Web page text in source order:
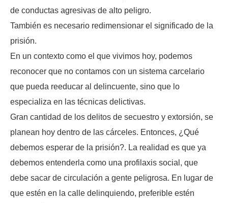
de conductas agresivas de alto peligro.
También es necesario redimensionar el significado de la
prisión.
En un contexto como el que vivimos hoy, podemos
reconocer que no contamos con un sistema carcelario
que pueda reeducar al delincuente, sino que lo
especializa en las técnicas delictivas.
Gran cantidad de los delitos de secuestro y extorsión, se
planean hoy dentro de las cárceles. Entonces, ¿Qué
debemos esperar de la prisión?. La realidad es que ya
debemos entenderla como una profilaxis social, que
debe sacar de circulación a gente peligrosa. En lugar de
que estén en la calle delinquiendo, preferible estén